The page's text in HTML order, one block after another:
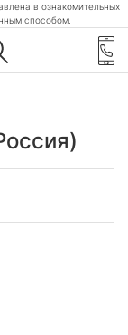
в ознакомительных
способом.